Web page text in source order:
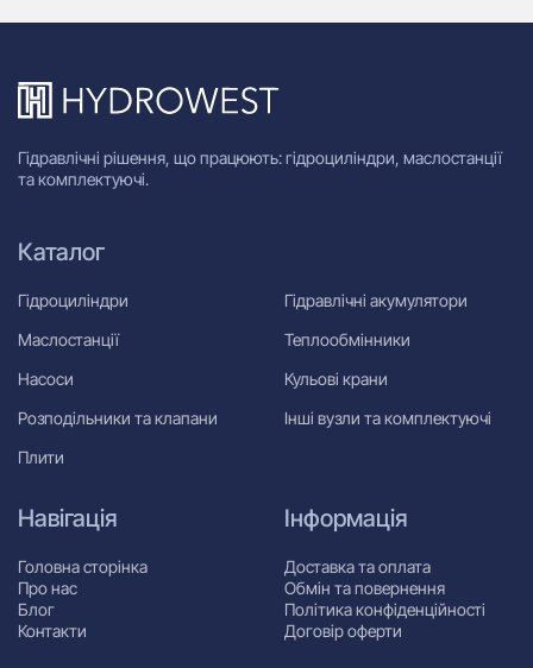
Гідравлічні рішення, що працюють: гідроциліндри, маслостанції
та комплектуючі.
Навігація
Головна сторінка
Про нас
Блог
Контакти
Каталог
Гідроциліндри
Маслостанції
Насоси
Розподільники та клапани
Плити
Гідравлічні акумулятори
Теплообмінники
Кульові крани
Інші вузли та комплектуючі
Інформація
Доставка та оплата
Обмін та повернення
Політика конфіденційності
Договір оферти